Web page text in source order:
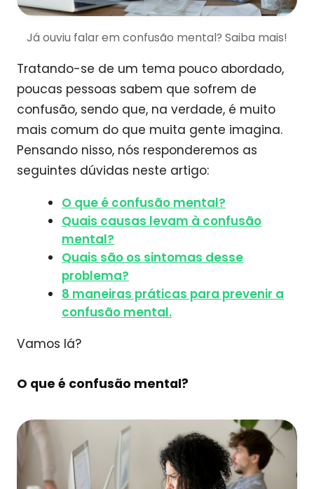
Já ouviu falar em confusão mental? Saiba mais!
Tratando-se de um tema pouco abordado,
poucas pessoas sabem que sofrem de
confusão, sendo que, na verdade, é muito
mais comum do que muita gente imagina.
Pensando nisso, nós responderemos as
seguintes dúvidas neste artigo:
O que é confusão mental?
Quais causas levam à confusão
mental?
Quais são os sintomas desse
problema?
8 maneiras práticas para prevenir a
confusão mental.
Vamos lá?
O que é confusão mental?